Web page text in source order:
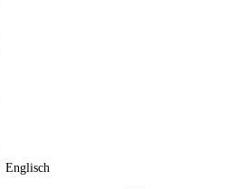
Englisch